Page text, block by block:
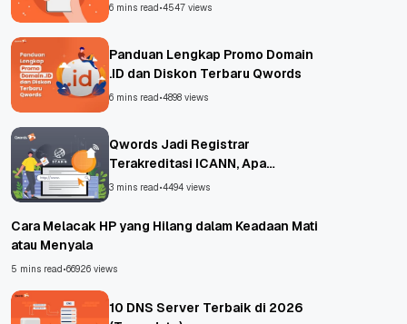
6 mins read•4547 views
Panduan Lengkap Promo Domain
.ID dan Diskon Terbaru Qwords
6 mins read•4898 views
Qwords Jadi Registrar
Terakreditasi ICANN, Apa
Untungnya?
3 mins read•4494 views
Cara Melacak HP yang Hilang dalam Keadaan Mati
atau Menyala
5 mins read•66926 views
10 DNS Server Terbaik di 2026